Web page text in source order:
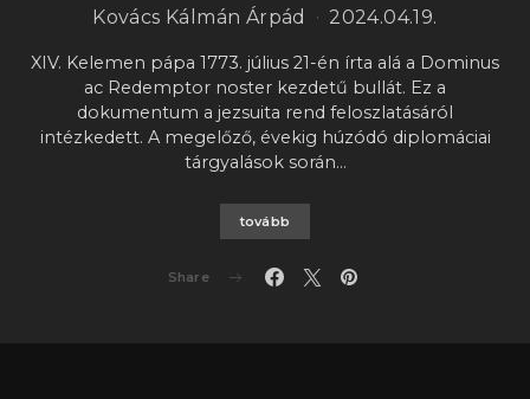
Kovács Kálmán Árpád 2024.04.19.
XIV. Kelemen pápa 1773. július 21-én írta alá a Dominus
ac Redemptor noster kezdetű bullát. Ez a
dokumentum a jezsuita rend feloszlatásáról
intézkedett. A megelőző, évekig húzódó diplomáciai
tárgyalások során…
tovább
Share